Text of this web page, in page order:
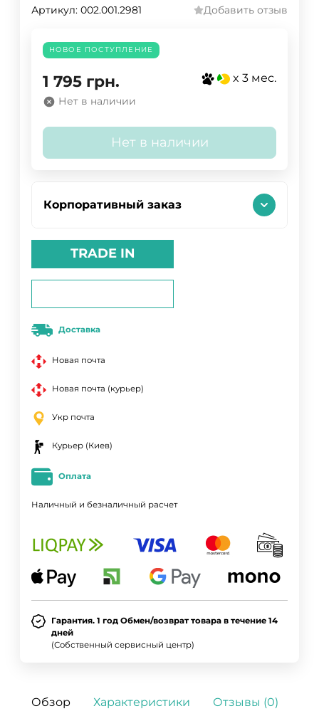
Артикул: 002.001.2981 Добавить отзыв
НОВОЕ ПОСТУПЛЕНИЕ
1 795 грн. x 3 мес.
Нет в наличии
Нет в наличии
Корпоративный заказ
TRADE IN
Доставка
Новая почта
Новая почта (курьер)
Укр почта
Курьер (Киев)
Оплата
Наличный и безналичный расчет
Гарантия. 1 год Обмен/возврат товара в течение 14
дней
(Собственный сервисный центр)
Обзор Характеристики Отзывы (0)